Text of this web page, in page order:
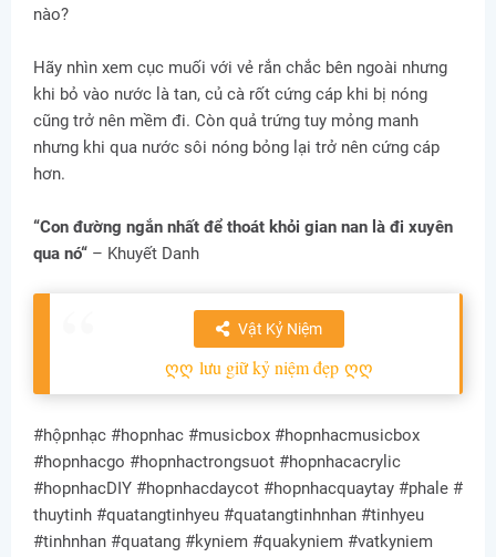
nào?
Hãy nhìn xem cục muối với vẻ rắn chắc bên ngoài nhưng
khi bỏ vào nước là tan, củ cà rốt cứng cáp khi bị nóng
cũng trở nên mềm đi. Còn quả trứng tuy mỏng manh
nhưng khi qua nước sôi nóng bỏng lại trở nên cứng cáp
hơn.
“Con đường ngắn nhất để thoát khỏi gian nan là đi xuyên
qua nó“ – Khuyết Danh
Vật Kỷ Niệm
ღღ lưu giữ kỷ niệm đẹp ღღ
#hộpnhạc #hopnhac #musicbox #hopnhacmusicbox
#hopnhacgo #hopnhactrongsuot #hopnhacacrylic
#hopnhacDIY #hopnhacdaycot #hopnhacquaytay #phale #
thuytinh #quatangtinhyeu #quatangtinhnhan #tinhyeu
#tinhnhan #quatang #kyniem #quakyniem #vatkyniem